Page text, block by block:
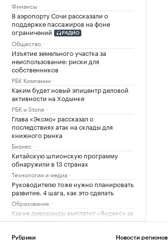
Финансы
В аэропорту Сочи рассказали о
поддержке пассажиров на фоне
ограничений
РАДИО
Общество
Изъятие земельного участка за
неиспользование: риски для
собственников
РБК Компании
Каким будет новый эпицентр деловой
активности на Ходынке
РБК и Stone
Глава «Эксмо» рассказал о
последствиях атак на склады для
книжного рынка
Бизнес
Китайскую шпионскую программу
обнаружили в 13 странах
Технологии и медиа
Руководителю тоже нужно планировать
развитие. 4 шага, как это сделать
Образование
Какие дивиденды выплатит «Яндекс» за
первое полугодие
Рубрики Новости регионов